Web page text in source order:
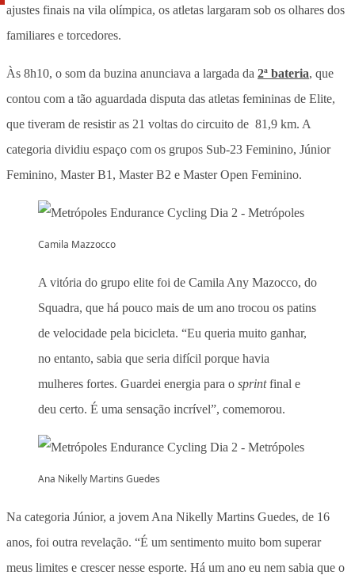
ajustes finais na vila olímpica, os atletas largaram sob os olhares dos
familiares e torcedores.
Às 8h10, o som da buzina anunciava a largada da 2ª bateria, que
contou com a tão aguardada disputa das atletas femininas de Elite,
que tiveram de resistir as 21 voltas do circuito de 81,9 km. A
categoria dividiu espaço com os grupos Sub-23 Feminino, Júnior
Feminino, Master B1, Master B2 e Master Open Feminino.
Camila Mazzocco
A vitória do grupo elite foi de Camila Any Mazocco, do
Squadra, que há pouco mais de um ano trocou os patins
de velocidade pela bicicleta. “Eu queria muito ganhar,
no entanto, sabia que seria difícil porque havia
mulheres fortes. Guardei energia para o sprintfinal e
deu certo. É uma sensação incrível”, comemorou.
Ana Nikelly Martins Guedes
Na categoria Júnior, a jovem Ana Nikelly Martins Guedes, de 16
anos, foi outra revelação. “É um sentimento muito bom superar
meus limites e crescer nesse esporte. Há um ano eu nem sabia que o